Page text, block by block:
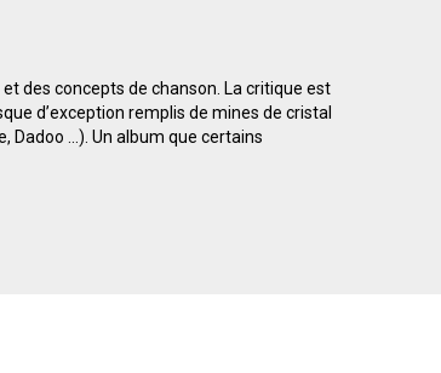
des concepts de chanson. La critique est
d’exception remplis de mines de cristal
Dadoo ...). Un album que certains